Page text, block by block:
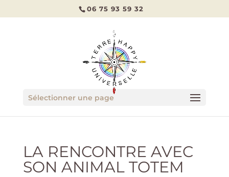
06 75 93 59 32
Sélectionner une page
LA RENCONTRE AVEC
SON ANIMAL TOTEM